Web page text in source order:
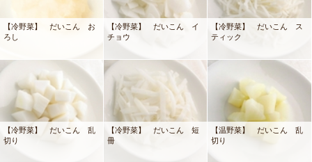
【冷野菜】 だいこん お
ろし
【冷野菜】 だいこん イ
チョウ
【冷野菜】 だいこん ス
ティック
【冷野菜】 だいこん 乱
切り
【冷野菜】 だいこん 短
冊
【温野菜】 だいこん 乱
切り